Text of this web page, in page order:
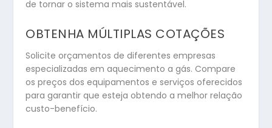
de tornar o sistema mais sustentável.
OBTENHA MÚLTIPLAS COTAÇÕES
Solicite orçamentos de diferentes empresas
especializadas em aquecimento a gás. Compare
os preços dos equipamentos e serviços oferecidos
para garantir que esteja obtendo a melhor relação
custo-benefício.